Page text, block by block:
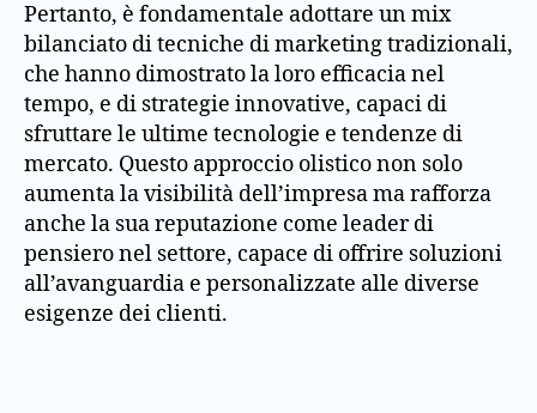
Pertanto, è fondamentale adottare un mix
bilanciato di tecniche di marketing tradizionali,
che hanno dimostrato la loro efficacia nel
tempo, e di strategie innovative, capaci di
sfruttare le ultime tecnologie e tendenze di
mercato. Questo approccio olistico non solo
aumenta la visibilità dell’impresa ma rafforza
anche la sua reputazione come leader di
pensiero nel settore, capace di offrire soluzioni
all’avanguardia e personalizzate alle diverse
esigenze dei clienti.